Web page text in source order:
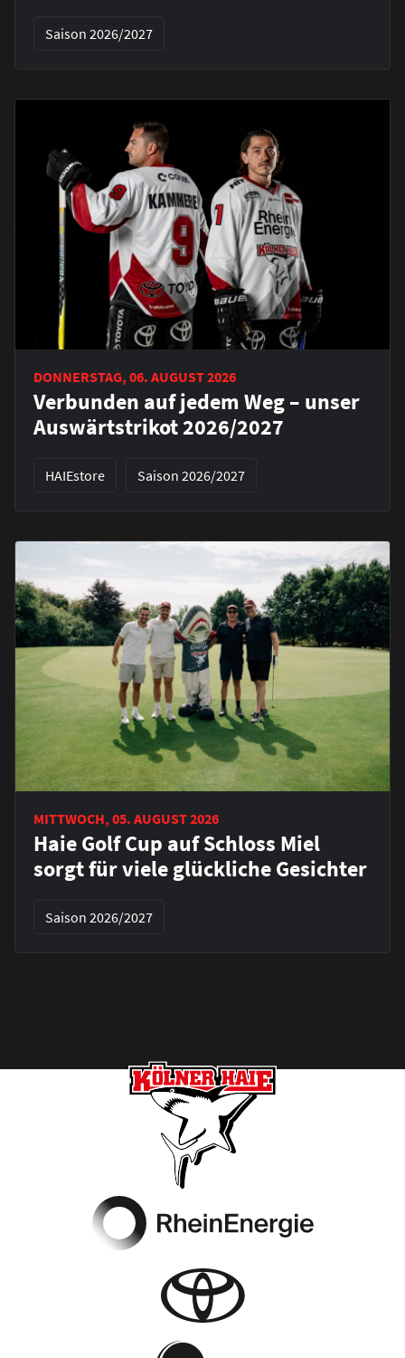
Saison 2026/2027
DONNERSTAG, 06. AUGUST 2026
Verbunden auf jedem Weg – unser
Auswärtstrikot 2026/2027
HAIEstore Saison 2026/2027
MITTWOCH, 05. AUGUST 2026
Haie Golf Cup auf Schloss Miel
sorgt für viele glückliche Gesichter
Saison 2026/2027